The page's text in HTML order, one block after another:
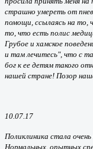
страшно умереть от
помощи, ссылаясь на то,
то, что есть полис
Грубое и хамское
и там лечитесь", что с
бог к ее детям такого
нашей стране! Позор
10.07.17
Поликлиника стала
Нормальных, опытных